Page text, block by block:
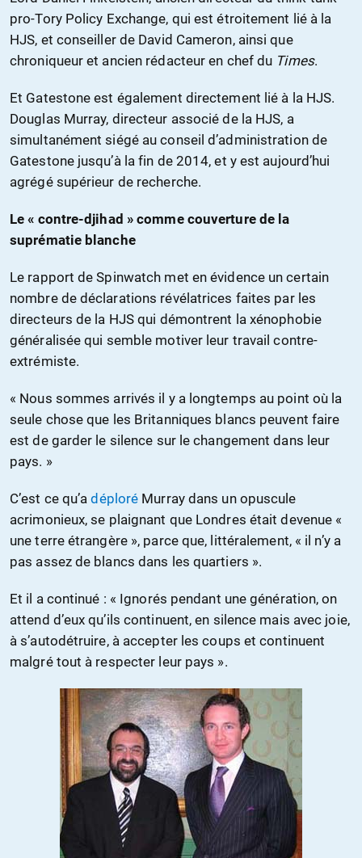
pro-Tory Policy Exchange, qui est étroitement lié à la
HJS, et conseiller de David Cameron, ainsi que
chroniqueur et ancien rédacteur en chef du Times.
Et Gatestone est également directement lié à la HJS.
Douglas Murray, directeur associé de la HJS, a
simultanément siégé au conseil d’administration de
Gatestone jusqu’à la fin de 2014, et y est aujourd’hui
agrégé supérieur de recherche.
Le « contre-djihad » comme couverture de la
suprématie blanche
Le rapport de Spinwatch met en évidence un certain
nombre de déclarations révélatrices faites par les
directeurs de la HJS qui démontrent la xénophobie
généralisée qui semble motiver leur travail contre-
extrémiste.
« Nous sommes arrivés il y a longtemps au point où la
seule chose que les Britanniques blancs peuvent faire
est de garder le silence sur le changement dans leur
pays. »
C’est ce qu’adéploré Murray dans un opuscule
acrimonieux, se plaignant que Londres était devenue «
une terre étrangère », parce que, littéralement, « il n’y a
pas assez de blancs dans les quartiers ».
Et il a continué : « Ignorés pendant une génération, on
attend d’eux qu’ils continuent, en silence mais avec joie,
à s’autodétruire, à accepter les coups et continuent
malgré tout à respecter leur pays ».